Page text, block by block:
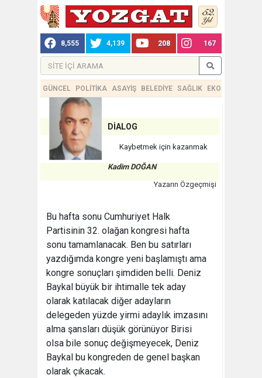
8,555 4,139 208 167
GÜNCEL POLİTİKA ASAYİŞ BELEDİYE SAĞLIK EKONOMİ
DİALOG
Kaybetmek için kazanmak
Kadim DOĞAN
Yazarın Özgeçmişi
Bu hafta sonu Cumhuriyet Halk
Partisinin 32. olağan kongresi hafta
sonu tamamlanacak. Ben bu satırları
yazdığımda kongre yeni başlamıştı ama
kongre sonuçları şimdiden belli. Deniz
Baykal büyük bir ihtimalle tek aday
olarak katılacak diğer adayların
delegeden yüzde yirmi adaylık imzasını
alma şansları düşük görünüyor Birisi
olsa bile sonuç değişmeyecek, Deniz
Baykal bu kongreden de genel başkan
olarak çıkacak.